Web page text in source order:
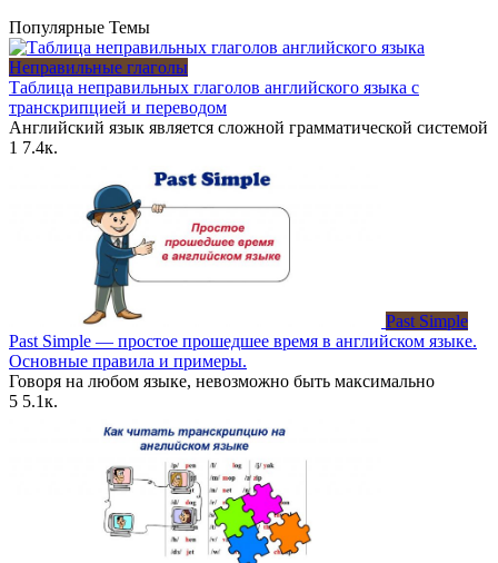
Популярные Темы
Неправильные глаголы
Таблица неправильных глаголов английского языка с
транскрипцией и переводом
Английский язык является сложной грамматической системой
1 7.4к.
Past Simple
Past Simple — простое прошедшее время в английском языке.
Основные правила и примеры.
Говоря на любом языке, невозможно быть максимально
5 5.1к.